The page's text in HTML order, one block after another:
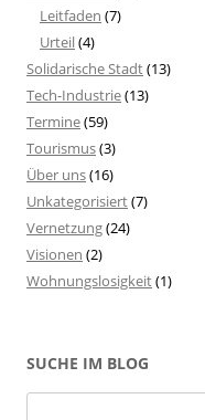
Leitfaden (7)
Urteil(4)
Solidarische Stadt(13)
Tech-Industrie(13)
Termine(59)
Tourismus(3)
Über uns(16)
Unkategorisiert(7)
Vernetzung(24)
Visionen (2)
Wohnungslosigkeit(1)
SUCHE IM BLOG